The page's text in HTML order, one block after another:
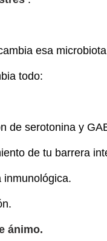
esa
todo:
de serotonina y
de tu barrera
ánimo.